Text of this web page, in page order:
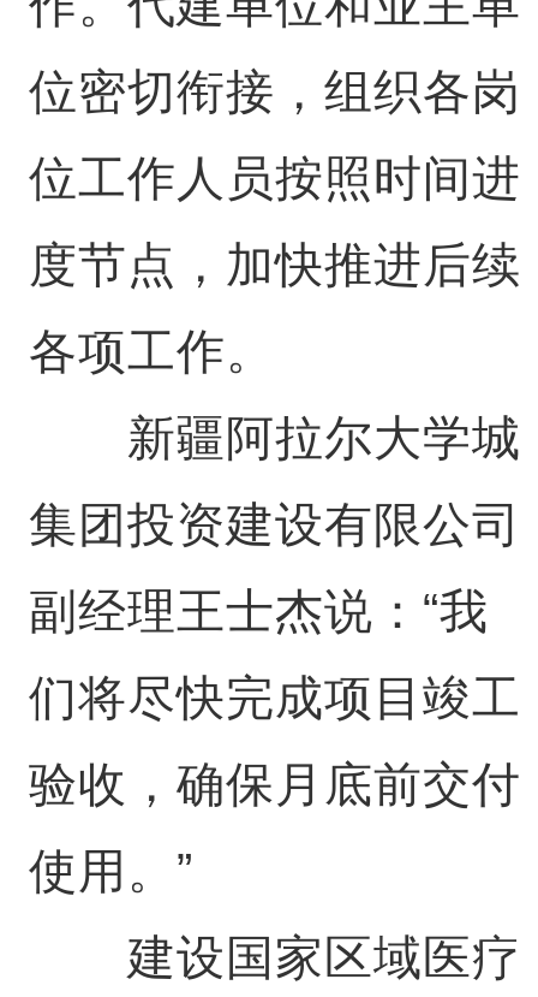
位密切衔接，组织各岗
位工作人员按照时间进
度节点，加快推进后续
各项工作。
新疆阿拉尔大学城
集团投资建设有限公司
副经理王士杰说：“我
们将尽快完成项目竣工
验收，确保月底前交付
使用。”
建设国家区域医疗